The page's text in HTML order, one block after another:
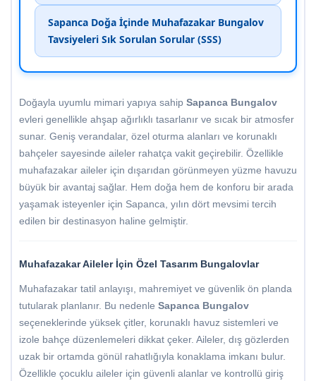
Sapanca Doğa İçinde Muhafazakar Bungalov
Tavsiyeleri Sık Sorulan Sorular (SSS)
Doğayla uyumlu mimari yapıya sahip Sapanca Bungalov
evleri genellikle ahşap ağırlıklı tasarlanır ve sıcak bir atmosfer
sunar. Geniş verandalar, özel oturma alanları ve korunaklı
bahçeler sayesinde aileler rahatça vakit geçirebilir. Özellikle
muhafazakar aileler için dışarıdan görünmeyen yüzme havuzu
büyük bir avantaj sağlar. Hem doğa hem de konforu bir arada
yaşamak isteyenler için Sapanca, yılın dört mevsimi tercih
edilen bir destinasyon haline gelmiştir.
Muhafazakar Aileler İçin Özel Tasarım Bungalovlar
Muhafazakar tatil anlayışı, mahremiyet ve güvenlik ön planda
tutularak planlanır. Bu nedenle Sapanca Bungalov
seçeneklerinde yüksek çitler, korunaklı havuz sistemleri ve
izole bahçe düzenlemeleri dikkat çeker. Aileler, dış gözlerden
uzak bir ortamda gönül rahatlığıyla konaklama imkanı bulur.
Özellikle çocuklu aileler için güvenli alanlar ve kontrollü giriş